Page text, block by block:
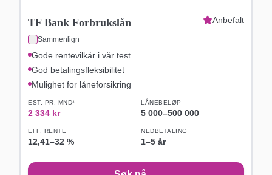
TF Bank Forbrukslån
Sammenlign
Anbefalt
Gode rentevilkår i vår test
God betalingsfleksibilitet
Mulighet for låneforsikring
EST. PR. MND*
2 334 kr
LÅNEBELØP
5 000–500 000
EFF. RENTE
12,41–32 %
NEDBETALING
1–5 år